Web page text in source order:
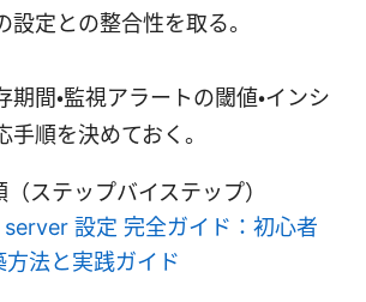
設定との整合性を取る。
期間・監視アラートの閾値・インシ
手順を決めておく。
ステップバイステップ）
設定 完全ガイド：初心者
法と実践ガイド